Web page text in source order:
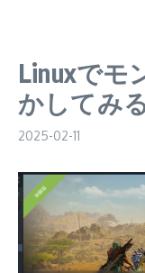
Linuxでモ
かしてみ
2025-02-11